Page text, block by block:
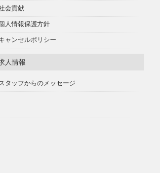
会貢献
人情報保護方針
ャンセルポリシー
人情報
スタッフからのメッセージ